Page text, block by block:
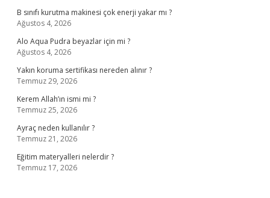
B sınıfı kurutma makinesi çok enerji yakar mı ?
Ağustos 4, 2026
Alo Aqua Pudra beyazlar için mi ?
Ağustos 4, 2026
Yakın koruma sertifikası nereden alınır ?
Temmuz 29, 2026
Kerem Allah’ın ismi mi ?
Temmuz 25, 2026
Ayraç neden kullanılır ?
Temmuz 21, 2026
Eğitim materyalleri nelerdir ?
Temmuz 17, 2026